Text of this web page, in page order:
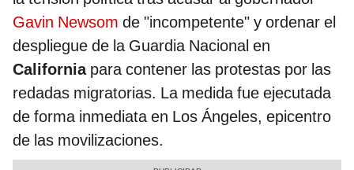
Gavin Newsom de "incompetente" y ordenar el
despliegue de la Guardia Nacional en
Californiapara contener las protestas por las
redadas migratorias. La medida fue ejecutada
de forma inmediata en Los Ángeles, epicentro
de las movilizaciones.